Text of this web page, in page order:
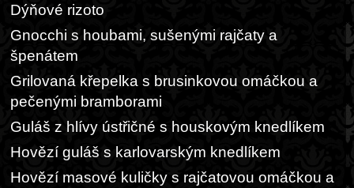
Dýňové rizoto
Gnocchi s houbami, sušenými rajčaty a
špenátem
Grilovaná křepelka s brusinkovou omáčkou a
pečenými bramborami
Guláš z hlívy ústřičné s houskovým knedlíkem
Hovězí guláš s karlovarským knedlíkem
Hovězí masové kuličky s rajčatovou omáčkou a